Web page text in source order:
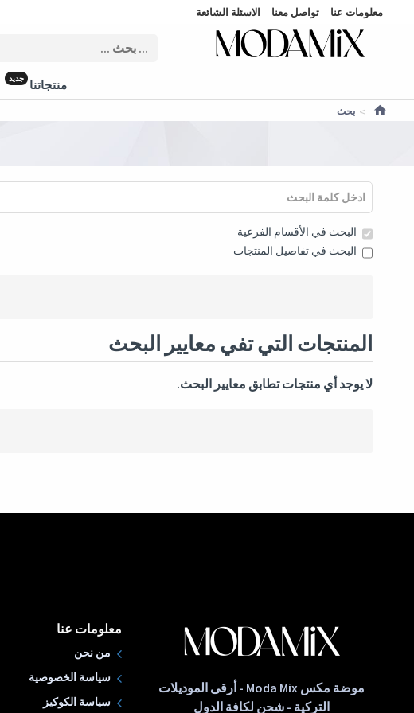
معلومات عنا تواصل معنا الاسئلة الشائعة
منتجاتنا جديد
بحث
البحث في الأقسام الفرعية
البحث في تفاصيل المنتجات
المنتجات التي تفي معايير البحث
لا يوجد أي منتجات تطابق معايير البحث.
موضة مكس Moda Mix - أرقى الموديلات
التركية - شحن لكافة الدول
معلومات عنا
من نحن
سياسة الخصوصية
سياسة الكوكيز